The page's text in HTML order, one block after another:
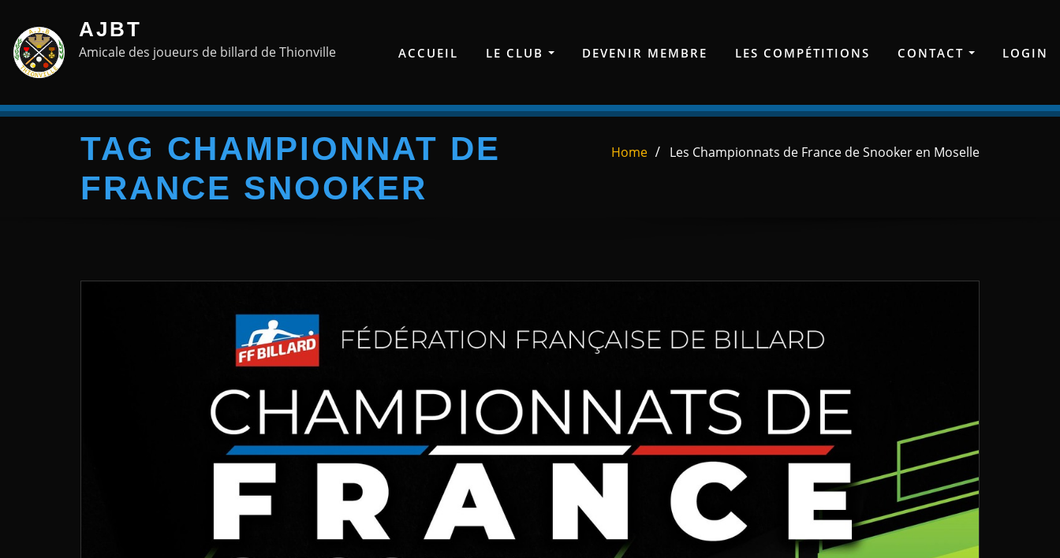
content
AJBT
Amicale des joueurs de billard de Thionville ACCUEIL LE CLUB DEVENIR MEMBRE LES COMPÉTITIONS CONTACT LOGIN
TAG CHAMPIONNAT DE
FRANCE SNOOKER
Home Les Championnats de France de Snooker en Moselle